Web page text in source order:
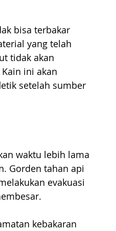
bisa terbakar
yang telah
tidak akan
ini akan
setelah sumber
waktu lebih lama
Gorden tahan api
evakuasi
kebakaran